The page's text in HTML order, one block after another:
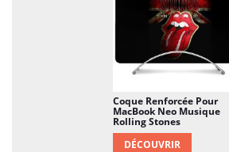
Coque Renforcée Pour
MacBook Neo Musique
Rolling Stones
DÉCOUVRIR